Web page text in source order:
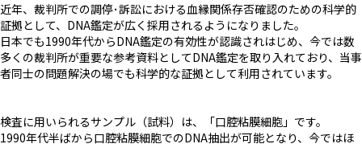
近年、裁判所での調停･訴訟における血縁関係存否確認のための科学的
証拠として、DNA鑑定が広く採用されるようになりました。
日本でも1990年代からDNA鑑定の有効性が認識されはじめ、今では数
多くの裁判所が重要な参考資料としてDNA鑑定を取り入れており、当事
者同士の問題解決の場でも科学的な証拠として利用されています。
検査に用いられるサンプル（試料）は、「口腔粘膜細胞」です。
1990年代半ばから口腔粘膜細胞でのDNA抽出が可能となり、今ではほ